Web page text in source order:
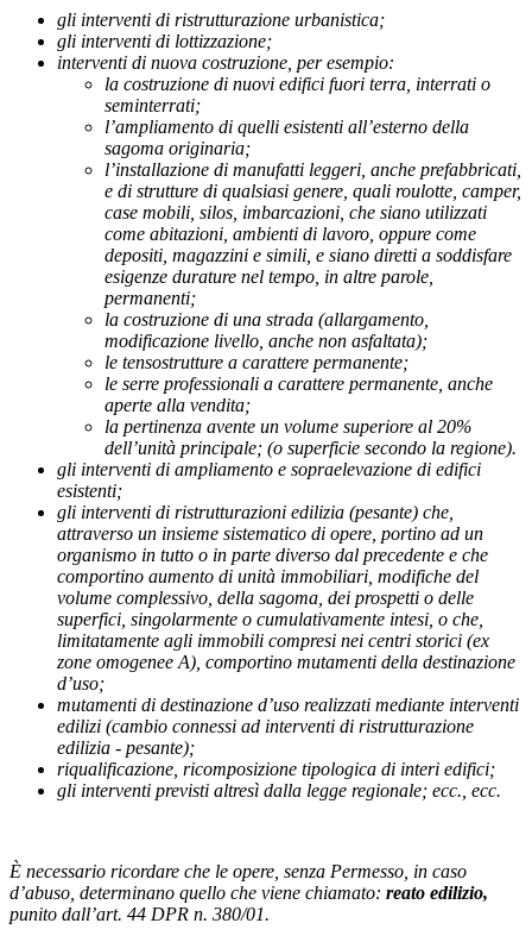
gli interventi di ristrutturazione urbanistica;
gli interventi di lottizzazione;
interventi di nuova costruzione, per esempio:
la costruzione di nuovi edifici fuori terra, interrati o
seminterrati;
l’ampliamento di quelli esistenti all’esterno della
sagoma originaria;
l’installazione di manufatti leggeri, anche prefabbricati,
e di strutture di qualsiasi genere, quali roulotte, camper,
case mobili, silos, imbarcazioni, che siano utilizzati
come abitazioni, ambienti di lavoro, oppure come
depositi, magazzini e simili, e siano diretti a soddisfare
esigenze durature nel tempo, in altre parole,
permanenti;
la costruzione di una strada (allargamento,
modificazione livello, anche non asfaltata);
le tensostrutture a carattere permanente;
le serre professionali a carattere permanente, anche
aperte alla vendita;
la pertinenza avente un volume superiore al 20%
dell’unità principale; (o superficie secondo la regione).
gli interventi di ampliamento e sopraelevazione di edifici
esistenti;
gli interventi di ristrutturazioni edilizia (pesante) che,
attraverso un insieme sistematico di opere, portino ad un
organismo in tutto o in parte diverso dal precedente e che
comportino aumento di unità immobiliari, modifiche del
volume complessivo, della sagoma, dei prospetti o delle
superfici, singolarmente o cumulativamente intesi, o che,
limitatamente agli immobili compresi nei centri storici (ex
zone omogenee A), comportino mutamenti della destinazione
d’uso;
mutamenti di destinazione d’uso realizzati mediante interventi
edilizi (cambio connessi ad interventi di ristrutturazione
edilizia - pesante);
riqualificazione, ricomposizione tipologica di interi edifici;
gli interventi previsti altresì dalla legge regionale; ecc., ecc.
È necessario ricordare che le opere, senza Permesso, in caso
d’abuso, determinano quello che viene chiamato: reato edilizio,
punito dall’art. 44 DPR n. 380/01.